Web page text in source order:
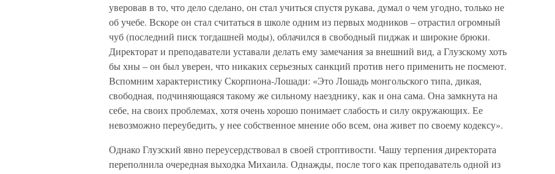
уверовав в то, что дело сделано, он стал учиться спустя рукава, думал о чем угодно, только не
об учебе. Вскоре он стал считаться в школе одним из первых модников – отрастил огромный
чуб (последний писк тогдашней моды), облачился в свободный пиджак и широкие брюки.
Директорат и преподаватели уставали делать ему замечания за внешний вид, а Глузскому хоть
бы хны – он был уверен, что никаких серьезных санкций против него применить не посмеют.
Вспомним характеристику Скорпиона-Лошади: «Это Лошадь монгольского типа, дикая,
свободная, подчиняющаяся такому же сильному наезднику, как и она сама. Она замкнута на
себе, на своих проблемах, хотя очень хорошо понимает слабость и силу окружающих. Ее
невозможно переубедить, у нее собственное мнение обо всем, она живет по своему кодексу».
Однако Глузский явно переусердствовал в своей строптивости. Чашу терпения директората
переполнила очередная выходка Михаила. Однажды, после того как преподаватель одной из